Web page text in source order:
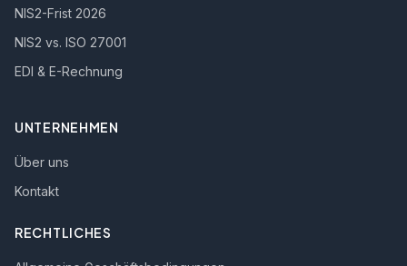
NIS2-Frist 2026
NIS2 vs. ISO 27001
EDI & E-Rechnung
UNTERNEHMEN
Über uns
Kontakt
RECHTLICHES